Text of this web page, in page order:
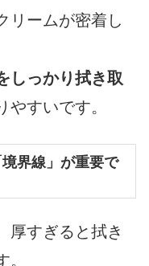
リームが密着し
しっかり拭き取
やすいです。
界線」が重要で
厚すぎると拭き